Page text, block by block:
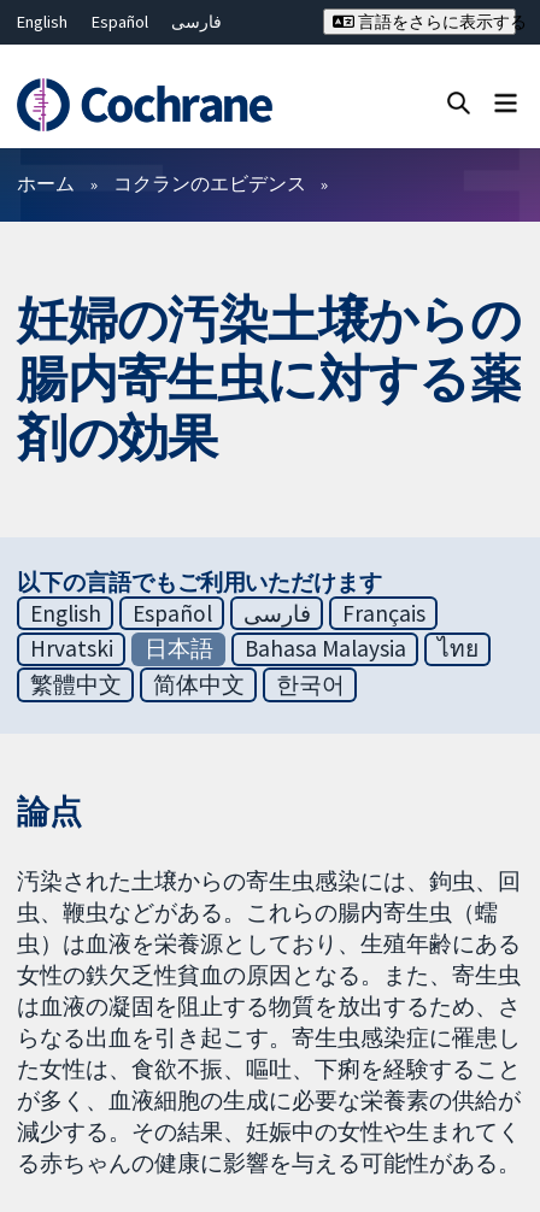
English Español
فارسی
Deutsch
Bahasa Malaysia
ไทย
繁體中文
简体中文
言語をさらに表示する
フィルター
ホーム コクランのエビデンス
妊婦の汚染土壌からの
腸内寄生虫に対する薬
剤の効果
以下の言語でもご利用いただけます
English
Español فارسی
Français
Hrvatski
日本語 Bahasa Malaysia
ไทย
繁體中文
简体中文 한국어
論点
汚染された土壌からの寄生虫感染には、鉤虫、回
虫、鞭虫などがある。これらの腸内寄生虫（蠕
虫）は血液を栄養源としており、生殖年齢にある
女性の鉄欠乏性貧血の原因となる。また、寄生虫
は血液の凝固を阻止する物質を放出するため、さ
らなる出血を引き起こす。寄生虫感染症に罹患し
た女性は、食欲不振、嘔吐、下痢を経験すること
が多く、血液細胞の生成に必要な栄養素の供給が
減少する。その結果、妊娠中の女性や生まれてく
る赤ちゃんの健康に影響を与える可能性がある。